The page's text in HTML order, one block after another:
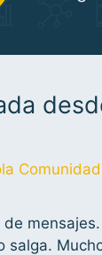
Comunidad
salga.